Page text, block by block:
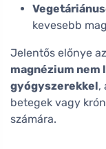
kevesebb
Jelentős előnye
magnézium nem
gyógyszerekkel,
betegek vagy
számára.